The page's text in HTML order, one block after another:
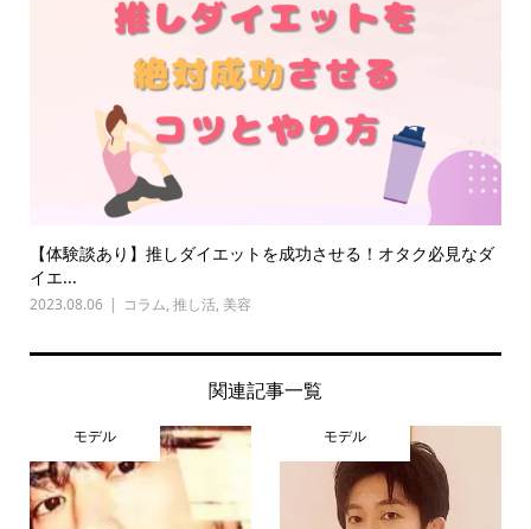
【体験談あり】推しダイエットを成功させる！オタク必見なダ
イエ...
2023.08.06 コラム, 推し活, 美容
関連記事一覧
モデル モデル